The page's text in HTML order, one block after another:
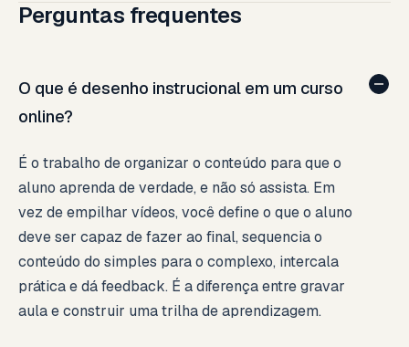
Perguntas frequentes
O que é desenho instrucional em um curso
online?
É o trabalho de organizar o conteúdo para que o
aluno aprenda de verdade, e não só assista. Em
vez de empilhar vídeos, você define o que o aluno
deve ser capaz de fazer ao final, sequencia o
conteúdo do simples para o complexo, intercala
prática e dá feedback. É a diferença entre gravar
aula e construir uma trilha de aprendizagem.